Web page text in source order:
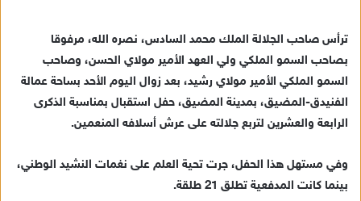
ر
ي
د
إ
ل
ترأس صاحب الجلالة الملك محمد السادس، نصره الله، مرفوقا
بصاحب السمو الملكي ولي العهد الأمير مولاي الحسن، وصاحب
السمو الملكي الأمير مولاي رشيد، بعد زوال اليوم الأحد بساحة عمالة
الفنيدق-المضيق، بمدينة المضيق، حفل استقبال بمناسبة الذكرى
الرابعة والعشرين لتربع جلالته على عرش أسلافه المنعمين.
وفي مستهل هذا الحفل، جرت تحية العلم على نغمات النشيد الوطني،
بينما كانت المدفعية تطلق 21 طلقة.